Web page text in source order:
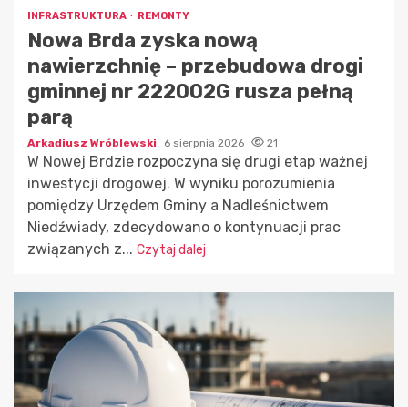
INFRASTRUKTURA REMONTY
Nowa Brda zyska nową
nawierzchnię – przebudowa drogi
gminnej nr 222002G rusza pełną
parą
Arkadiusz Wróblewski 6 sierpnia 2026 21
W Nowej Brdzie rozpoczyna się drugi etap ważnej
inwestycji drogowej. W wyniku porozumienia
pomiędzy Urzędem Gminy a Nadleśnictwem
Niedźwiady, zdecydowano o kontynuacji prac
związanych z... Czytaj dalej